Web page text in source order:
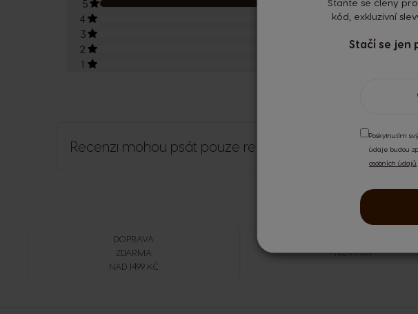
kód, exkluzivní
Stačí se jen
Poskytnutím
údaje budou
osobních údajů
5
4
3
2
1
Recenzi mohou psát pouze registrovaní uživatelé.
DOPRAVA
ZDARMA
NAD 1499 KČ
NOVINKY